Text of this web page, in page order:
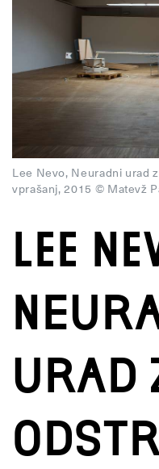
Lee Nevo, Neuradni urad
vprašanj, 2015 © Matevž
LEE
urad